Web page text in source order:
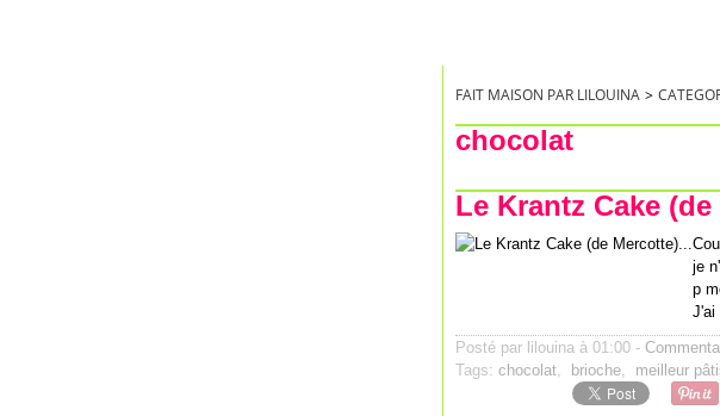
FAIT MAISON PAR LILOUINA >
chocolat
Le Krantz Cake
je
p
J'ai
Posté par lilouina à 01:00 -
Tags: chocolat, brioche, meilleur